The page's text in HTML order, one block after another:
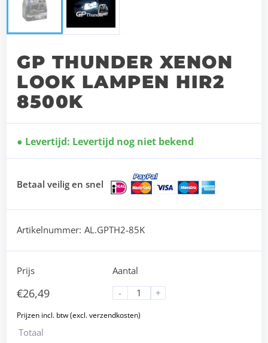
GP THUNDER XENON
LOOK LAMPEN HIR2
8500K
Levertijd: Levertijd nog niet bekend
Betaal veilig en snel
Artikelnummer: AL.GPTH2-85K
Prijs
€26,49
Aantal
-
+
Totaal